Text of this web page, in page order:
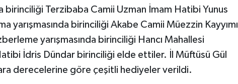
birinciliği Terzibaba Camii Uzman İmam Hatibi Yunus
yarışmasında birinciliği Akabe Camii Müezzin Kayyımı
yarışmasında birinciliği Hancı Mahallesi
İdris Dündar birinciliği elde ettiler. İl Müftüsü Gül
derecelerine göre çeşitli hediyeler verildi.